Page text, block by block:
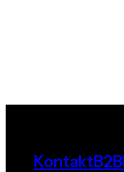
KontaktB2B